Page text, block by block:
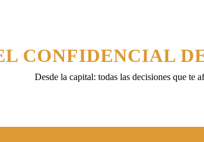
CONFIDENCIAL
Desde la capital: todas las decisiones que te